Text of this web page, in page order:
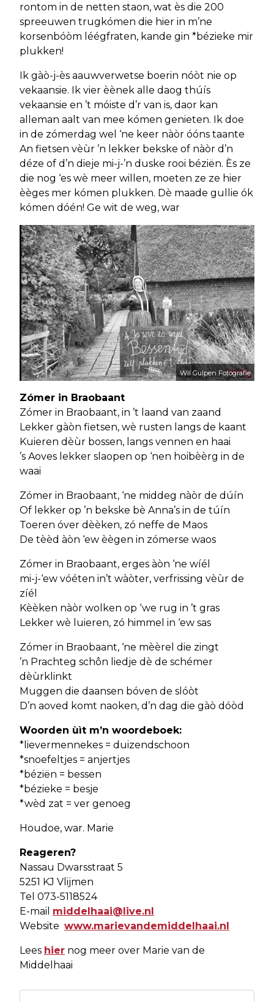
rontom in de netten staon, wat ès die 200
spreeuwen trugkómen die hier in m’ne
korsenbóòm léégfraten, kande gin *bézieke mir
plukken!
Ik gàò-j-ès aauwverwetse boerin nóòt nie op
vekaansie. Ik vier èènek alle daog thúís
vekaansie en ’t móiste d’r van is, daor kan
alleman aalt van mee kómen genieten. Ik doe
in de zómerdag wel ‘ne keer nàòr óóns taante
An fietsen vèùr ’n lekker bekske of nàòr d’n
déze of d’n dieje mi-j-’n duske rooi béziën. Ès ze
die nog ‘es wè meer willen, moeten ze ze hier
èèges mer kómen plukken. Dè maade gullie ók
kómen dóén! Ge wit de weg, war
Wil Gulpen Fotografie
Zómer in Braobaant
Zómer in Braobaant, in ’t laand van zaand
Lekker gàòn fietsen, wè rusten langs de kaant
Kuieren dèùr bossen, langs vennen en haai
’s Aoves lekker slaopen op ‘nen hoibèèrg in de
waai
Zómer in Braobaant, ‘ne middeg nàòr de dúín
Of lekker op ’n bekske bè Anna’s in de túín
Toeren óver dèèken, zó neffe de Maos
De tèèd àòn ‘ew èègen in zómerse waos
Zómer in Braobaant, erges àòn ‘ne wíél
mi-j-‘ew vóéten in’t wàòter, verfrissing vèùr de
zíél
Kèèken nàòr wolken op ‘we rug in ’t gras
Lekker wè luieren, zó himmel in ‘ew sas
Zómer in Braobaant, ‘ne mèèrel die zingt
’n Prachteg schôn liedje dè de schémer
dèùrklinkt
Muggen die daansen bóven de slóòt
D’n aoved komt naoken, d’n dag die gàò dóòd
Woorden ùìt m’n woordeboek:
*lievermennekes = duizendschoon
*snoefeltjes = anjertjes
*béziën = bessen
*bézieke = besje
*wèd zat = ver genoeg
Houdoe, war. Marie
Reageren?
Nassau Dwarsstraat 5
5251 KJ Vlijmen
Tel 073-5118524
E-mail middelhaai@live.nl
Website www.marievandemiddelhaai.nl
Lees hier nog meer over Marie van de
Middelhaai